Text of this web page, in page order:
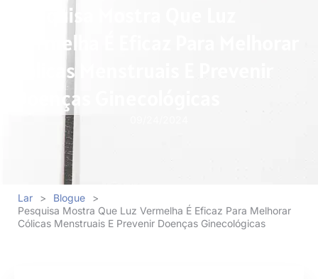
Pesquisa Mostra Que Luz
Vermelha É Eficaz Para Melhorar
Cólicas Menstruais E Prevenir
Doenças Ginecológicas
Lar > Blogue
>
Pesquisa Mostra Que Luz Vermelha É Eficaz Para Melhorar
Cólicas Menstruais E Prevenir Doenças Ginecológicas